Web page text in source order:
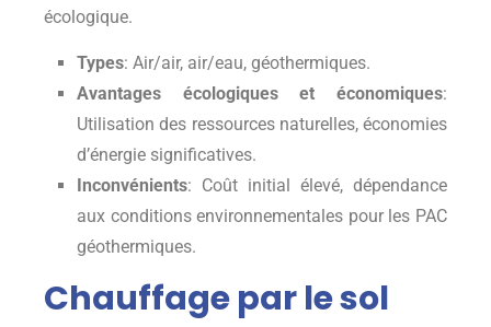
écologique.
Types: Air/air, air/eau, géothermiques.
Avantages écologiques et économiques:
Utilisation des ressources naturelles, économies
d’énergie significatives.
Inconvénients: Coût initial élevé, dépendance
aux conditions environnementales pour les PAC
géothermiques.
Chauffage par le sol